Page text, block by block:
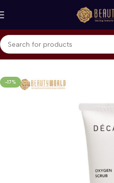
Beranda Decaar Scrub
-17%